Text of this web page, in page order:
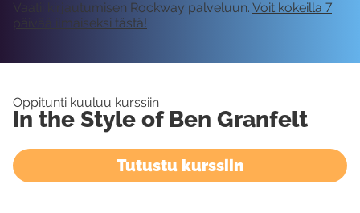
Vaatii kirjautumisen Rockway palveluun. Voit kokeilla 7
päivää ilmaiseksi tästä!
Oppitunti kuuluu kurssiin
In the Style of Ben Granfelt
Tutustu kurssiin